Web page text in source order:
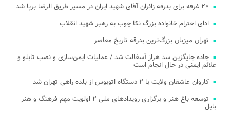
۲۰ غرفه برای بدرقه زائران آقای شهید ایران در مسیر طریق الرضا برپا شد
ادای احترام خانواده بزرگ نکا چوب به رهبر شهید انقلاب
تهران میزبان بزرگ‌ترین بدرقه تاریخ معاصر
جاده جایگزین سد هراز آسفالت شد / عملیات ایمن‌سازی و نصب تابلو و
علائم ایمنی در حال انجام است
کاروان عاشقان ولایت با ۲ دستگاه اتوبوس از بلده راهی تهران شد
توسعه باغ هنر و برگزاری رویدادهای ملی ۲ اولویت مهم فرهنگ و هنر
بابل